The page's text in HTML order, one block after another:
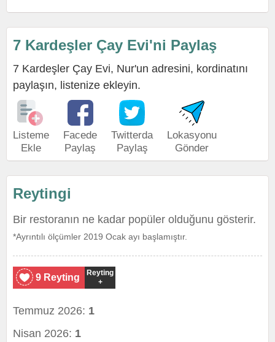
7 Kardeşler Çay Evi'ni Paylaş
7 Kardeşler Çay Evi, Nur'un adresini, kordinatını
paylaşın, listenize ekleyin.
Listeme
Ekle
Facede
Paylaş
Twitterda
Paylaş
Lokasyonu
Gönder
Reytingi
Bir restoranın ne kadar popüler olduğunu gösterir.
*Ayrıntılı ölçümler 2019 Ocak ayı başlamıştır.
9 Reyting
Reyting
+
Temmuz 2026: 1
Nisan 2026: 1